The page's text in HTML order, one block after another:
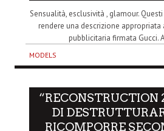
Sensualità, esclusività , glamour.
rendere una descrizione appropriata
pubblicitaria firmata Gucci.
MODELS
“RECONSTRUCTION
DI
RICOMPORRE